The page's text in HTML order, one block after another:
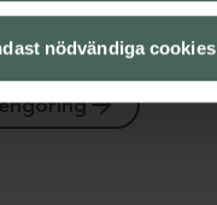
nödvändiga cookies
produkter inom
stick